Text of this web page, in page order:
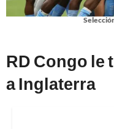
RD Congo le
a Inglaterra